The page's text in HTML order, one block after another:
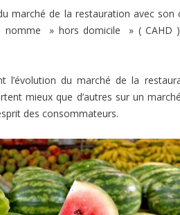
marché de la restauration avec son
nomme » hors domicile » (
l’évolution du marché de la
mieux que d’autres sur un
des consommateurs.